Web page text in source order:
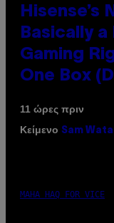
Hisense’s
Basically
Gaming
One Box
11 ώρες πριν
Κείμενο Sam
MAHA HAQ FOR VICE